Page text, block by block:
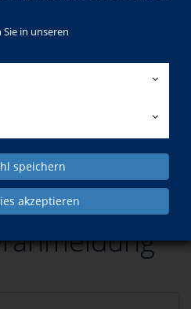
in unseren
speichern
akzeptieren